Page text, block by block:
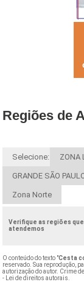
Regiões de
Selecione: ZONA
GRANDE SÃO
Zona Norte
Verifique as regiões que
atendemos
O conteúdo do texto "Cesta
reservado. Sua reprodução,
autorização do autor. Crime
- Lei de direitos autorais